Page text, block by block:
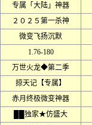
专属「大陆」神器
２０２５第一杀神
微变飞扬沉默
1.76-180
万世火龙◆第二季
掠天记【专属】
赤月终极微变神器
██独家★仿盛大